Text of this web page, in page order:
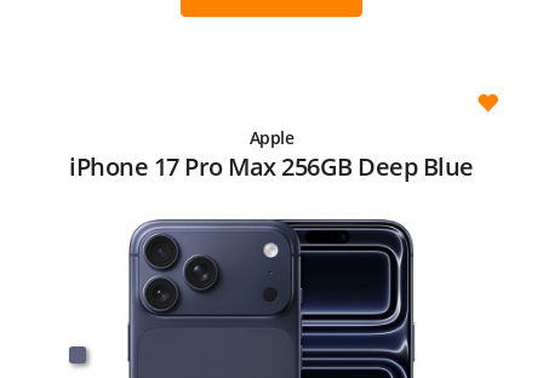
Apple
iPhone 17 Pro Max 256GB Deep Blue